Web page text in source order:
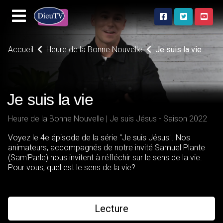
Accueil Heure de la Bonne Nouvelle Je suis la vie
Je suis la vie
Heure de la Bonne Nouvelle | Je suis Jésus - Saison 2022
Voyez le 4e épisode de la série "Je suis Jésus". Nos
animateurs, accompagnés de notre invité Samuel Plante
(Sam'Parle) nous invitent à réfléchir sur le sens de la vie.
Pour vous, quel est le sens de la vie?
Lecture